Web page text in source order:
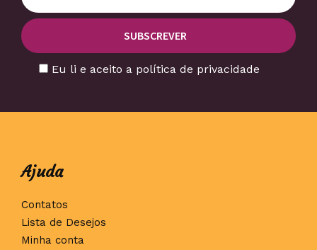
Eu li e aceito a política de privacidade
Ajuda
Contatos
Lista de Desejos
Minha conta